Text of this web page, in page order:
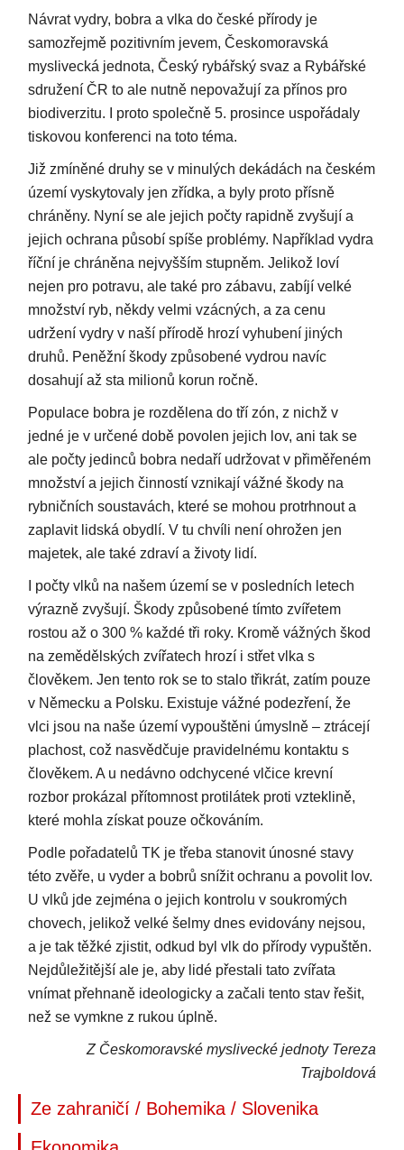
Návrat vydry, bobra a vlka do české přírody je
samozřejmě pozitivním jevem, Českomoravská
myslivecká jednota, Český rybářský svaz a Rybářské
sdružení ČR to ale nutně nepovažují za přínos pro
biodiverzitu. I proto společně 5. prosince uspořádaly
tiskovou konferenci na toto téma.
Již zmíněné druhy se v minulých dekádách na českém
území vyskytovaly jen zřídka, a byly proto přísně
chráněny. Nyní se ale jejich počty rapidně zvyšují a
jejich ochrana působí spíše problémy. Například vydra
říční je chráněna nejvyšším stupněm. Jelikož loví
nejen pro potravu, ale také pro zábavu, zabíjí velké
množství ryb, někdy velmi vzácných, a za cenu
udržení vydry v naší přírodě hrozí vyhubení jiných
druhů. Peněžní škody způsobené vydrou navíc
dosahují až sta milionů korun ročně.
Populace bobra je rozdělena do tří zón, z nichž v
jedné je v určené době povolen jejich lov, ani tak se
ale počty jedinců bobra nedaří udržovat v přiměřeném
množství a jejich činností vznikají vážné škody na
rybničních soustavách, které se mohou protrhnout a
zaplavit lidská obydlí. V tu chvíli není ohrožen jen
majetek, ale také zdraví a životy lidí.
I počty vlků na našem území se v posledních letech
výrazně zvyšují. Škody způsobené tímto zvířetem
rostou až o 300 % každé tři roky. Kromě vážných škod
na zemědělských zvířatech hrozí i střet vlka s
člověkem. Jen tento rok se to stalo třikrát, zatím pouze
v Německu a Polsku. Existuje vážné podezření, že
vlci jsou na naše území vypouštěni úmyslně – ztrácejí
plachost, což nasvědčuje pravidelnému kontaktu s
člověkem. A u nedávno odchycené vlčice krevní
rozbor prokázal přítomnost protilátek proti vzteklině,
které mohla získat pouze očkováním.
Podle pořadatelů TK je třeba stanovit únosné stavy
této zvěře, u vyder a bobrů snížit ochranu a povolit lov.
U vlků jde zejména o jejich kontrolu v soukromých
chovech, jelikož velké šelmy dnes evidovány nejsou,
a je tak těžké zjistit, odkud byl vlk do přírody vypuštěn.
Nejdůležitější ale je, aby lidé přestali tato zvířata
vnímat přehnaně ideologicky a začali tento stav řešit,
než se vymkne z rukou úplně.
Z Českomoravské myslivecké jednoty Tereza
Trajboldová
Ze zahraničí / Bohemika / Slovenika